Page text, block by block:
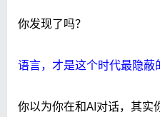
你发现了吗？
语言，才是这个时代最隐蔽
你以为你在和AI对话，其实